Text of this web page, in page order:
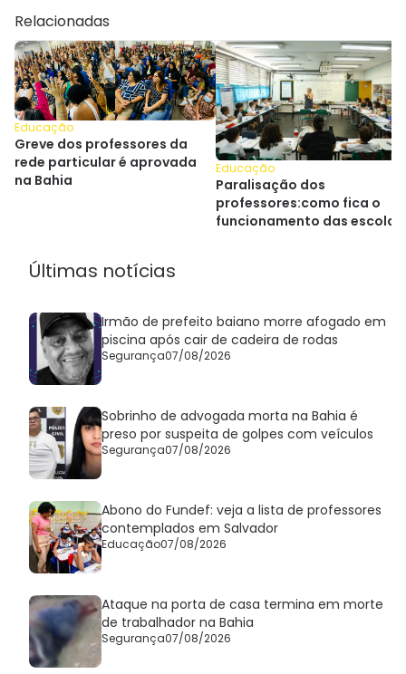
Relacionadas
Educação
Greve dos professores da
rede particular é aprovada
na Bahia
Educação
Paralisação dos
professores:como fica o
funcionamento das escolas
Últimas notícias
Irmão de prefeito baiano morre afogado em
piscina após cair de cadeira de rodas
Segurança07/08/2026
Sobrinho de advogada morta na Bahia é
preso por suspeita de golpes com veículos
Segurança07/08/2026
Abono do Fundef: veja a lista de professores
contemplados em Salvador
Educação07/08/2026
Ataque na porta de casa termina em morte
de trabalhador na Bahia
Segurança07/08/2026